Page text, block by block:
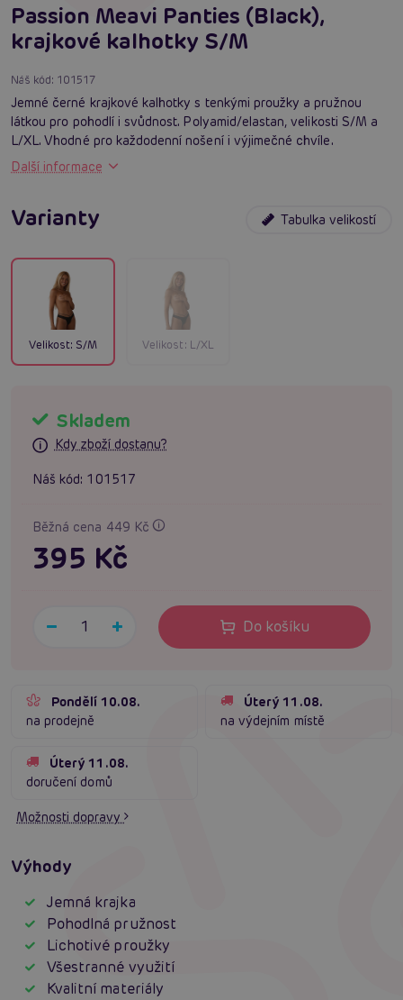
Passion Meavi Panties (Black),
krajkové kalhotky S/M
Náš kód: 101517
Jemné černé krajkové kalhotky s tenkými proužky a pružnou
látkou pro pohodlí i svůdnost. Polyamid/elastan, velikosti S/M a
L/XL. Vhodné pro každodenní nošení i výjimečné chvíle.
Další informace
Varianty Tabulka velikostí
Velikost: S/M Velikost: L/XL
Skladem
Kdy zboží dostanu?
Náš kód: 101517
Běžná cena 449 Kč
395 Kč
Do košíku
Pondělí 10.08.
na prodejně
Úterý 11.08.
na výdejním místě
Úterý 11.08.
doručení domů
Možnosti dopravy
Výhody
Jemná krajka
Pohodlná pružnost
Lichotivé proužky
Všestranné využití
Kvalitní materiály